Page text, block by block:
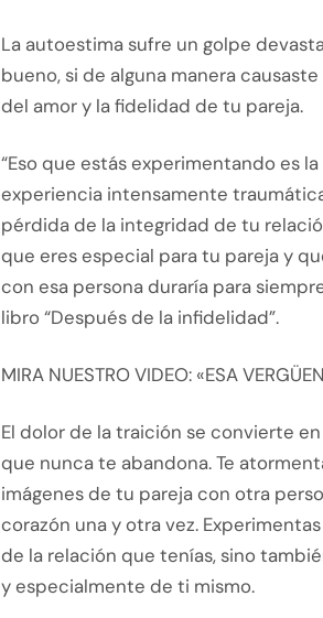
La autoestima sufre un golpe
bueno, si de alguna manera
del amor y la fidelidad de tu pareja.
“Eso que estás experimentando es
experiencia intensamente
pérdida de la integridad de tu
que eres especial para tu pareja y
con esa persona duraría para
libro “Después de la infidelidad”.
MIRA NUESTRO VIDEO: «ESA
El dolor de la traición se convierte
que nunca te abandona. Te
imágenes de tu pareja con otra
corazón una y otra vez.
de la relación que tenías, sino
y especialmente de ti mismo.